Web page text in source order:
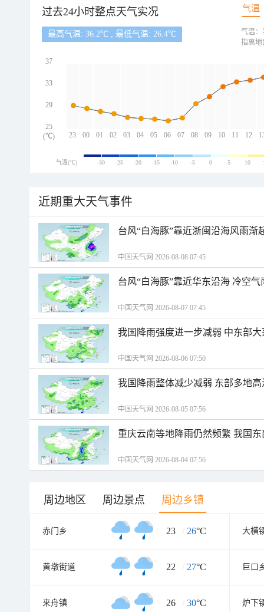
过去24小时整点天气实况 气温
最高气温: 36.2℃ , 最低气温: 26.4℃
23 00 01 02 03 04 05 06 07 08 09 10 11 12
37
33
29
25
(℃)
气温：
指离地
气温(℃) -30 -25 -20 -15 -10 -5 0 5 10
近期重大天气事件
台风“白海豚”靠近浙闽沿海风雨渐
中国天气网 2026-08-08 07:45
台风“白海豚”靠近华东沿海 冷空
中国天气网 2026-08-07 07:45
我国降雨强度进一步减弱 中东部
中国天气网 2026-08-06 07:50
我国降雨整体减少减弱 东部多地
中国天气网 2026-08-05 07:56
重庆云南等地降雨仍然频繁 我国
中国天气网 2026-08-04 07:56
周边地区 周边景点 周边乡镇
赤门乡 23 / 26°C 大横
黄墩街道 22 / 27°C 巨口
来舟镇 26 / 30°C 炉下